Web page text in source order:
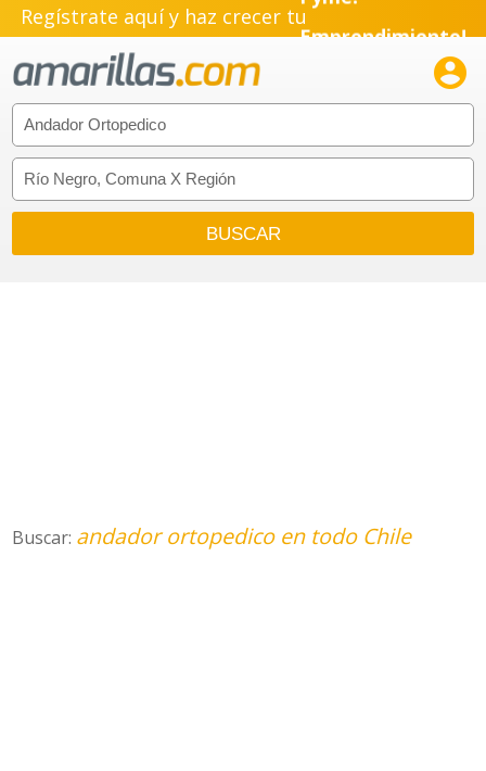
Regístrate aquí y haz crecer tuEmprendimiento!

Buscar: andador ortopedico en todo Chile